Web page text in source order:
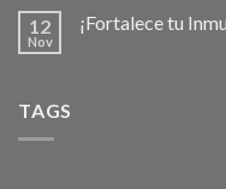
12
Nov
¡Fortalece tu
TAGS